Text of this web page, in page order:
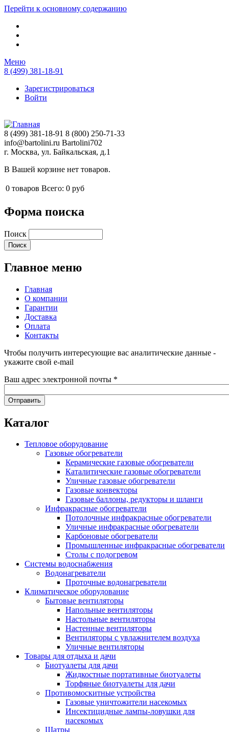
Перейти к основному содержанию
Меню
8 (499) 381-18-91
Зарегистрироваться
Войти
8 (499) 381-18-91 8 (800) 250-71-33
info@bartolini.ru Bartolini702
г. Москва, ул. Байкальская, д.1
В Вашей корзине нет товаров.
0 товаров Всего: 0 руб
Форма поиска
Поиск
Главное меню
Главная
О компании
Гарантии
Доставка
Оплата
Контакты
Чтобы получить интересующие вас аналитические данные -
укажите свой e-mail
Ваш адрес электронной почты *
Каталог
Тепловое оборудование
Газовые обогреватели
Керамические газовые обогреватели
Каталитические газовые обогреватели
Уличные газовые обогреватели
Газовые конвекторы
Газовые баллоны, редукторы и шланги
Инфракрасные обогреватели
Потолочные инфракрасные обогреватели
Уличные инфракрасные обогреватели
Карбоновые обогреватели
Промышленные инфракрасные обогреватели
Столы с подогревом
Системы водоснабжения
Водонагреватели
Проточные водонагреватели
Климатическое оборудование
Бытовые вентиляторы
Напольные вентиляторы
Настольные вентиляторы
Настенные вентиляторы
Вентиляторы с увлажнителем воздуха
Уличные вентиляторы
Товары для отдыха и дачи
Биотуалеты для дачи
Жидкостные портативные биотуалеты
Торфяные биотуалеты для дачи
Противомоскитные устройства
Газовые уничтожители насекомых
Инсектицидные лампы-ловушки для
насекомых
Шатры